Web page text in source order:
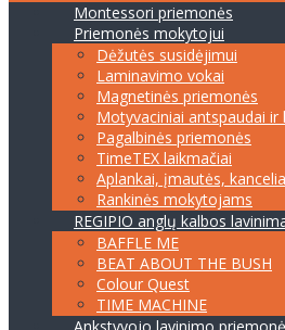
Montessori priemonės
Priemonės mokytojui
Dėžutės susidėjimui
Laminavimo vokai
Magnetinės priemonės
Motyvaciniai antspaudai ir
Pagalbinės priemonės
TimeTEX laikmačiai
Aplankai, įmautės,
Rankinės mokytojams
REGIPIO anglų kalbos
BAFFLE ME
BEAT ABOUT THE BUSH
Colour Quest
TIME MACHINE
Ankstyvojo lavinimo